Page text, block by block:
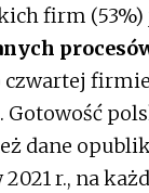
firm
Gotowość
dane
r., na